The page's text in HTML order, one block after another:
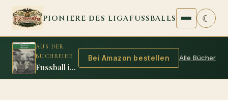
Zum Inhalt springen
PIONIERE DES LIGAFUSSBALLS ☾
AUS DER
BUCHREIHE
Fussball im Ersten Weltkrieg
Bei Amazon bestellen Alle Bücher